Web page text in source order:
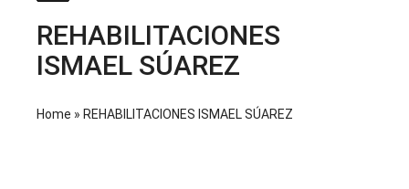
REHABILITACIONES
ISMAEL SÚAREZ
Home » REHABILITACIONES ISMAEL SÚAREZ